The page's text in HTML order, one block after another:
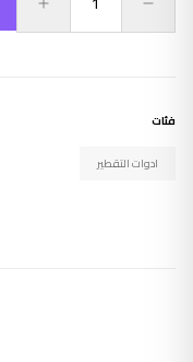
فئات
ادوات التقطير